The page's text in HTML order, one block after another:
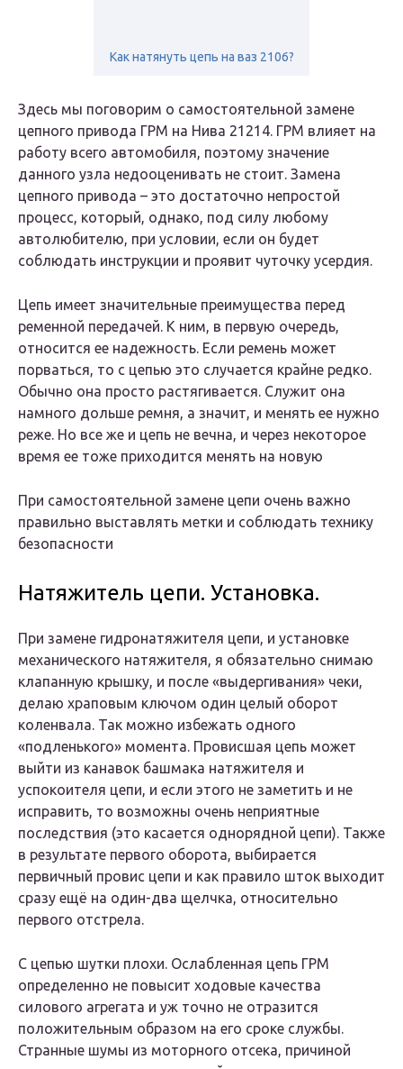
Как натянуть цепь на ваз 2106?
Здесь мы поговорим о самостоятельной замене
цепного привода ГРМ на Нива 21214. ГРМ влияет на
работу всего автомобиля, поэтому значение
данного узла недооценивать не стоит. Замена
цепного привода – это достаточно непростой
процесс, который, однако, под силу любому
автолюбителю, при условии, если он будет
соблюдать инструкции и проявит чуточку усердия.
Цепь имеет значительные преимущества перед
ременной передачей. К ним, в первую очередь,
относится ее надежность. Если ремень может
порваться, то с цепью это случается крайне редко.
Обычно она просто растягивается. Служит она
намного дольше ремня, а значит, и менять ее нужно
реже. Но все же и цепь не вечна, и через некоторое
время ее тоже приходится менять на новую
При самостоятельной замене цепи очень важно
правильно выставлять метки и соблюдать технику
безопасности
Натяжитель цепи. Установка.
При замене гидронатяжителя цепи, и установке
механического натяжителя, я обязательно снимаю
клапанную крышку, и после «выдергивания» чеки,
делаю храповым ключом один целый оборот
коленвала. Так можно избежать одного
«подленького» момента. Провисшая цепь может
выйти из канавок башмака натяжителя и
успокоителя цепи, и если этого не заметить и не
исправить, то возможны очень неприятные
последствия (это касается однорядной цепи). Также
в результате первого оборота, выбирается
первичный провис цепи и как правило шток выходит
сразу ещё на один-два щелчка, относительно
первого отстрела.
С цепью шутки плохи. Ослабленная цепь ГРМ
определенно не повысит ходовые качества
силового агрегата и уж точно не отразится
положительным образом на его сроке службы.
Странные шумы из моторного отсека, причиной